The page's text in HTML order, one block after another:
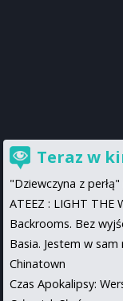
Teraz w
"Dziewczyna z
ATEEZ : LIGHT THE
Backrooms. Bez
Basia. Jestem w sam
Chinatown
Czas Apokalipsy: